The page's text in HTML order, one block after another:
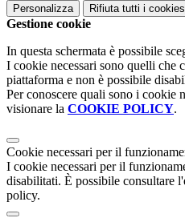
Personalizza Rifiuta tutti i cookies
Gestione cookie
In questa schermata è possibile
I cookie necessari sono quelli che
piattaforma e non è possibile
Per conoscere quali sono i cookie
visionare la COOKIE POLICY.
Cookie necessari per il
I cookie necessari per il
disabilitati. È possibile consultare
policy.